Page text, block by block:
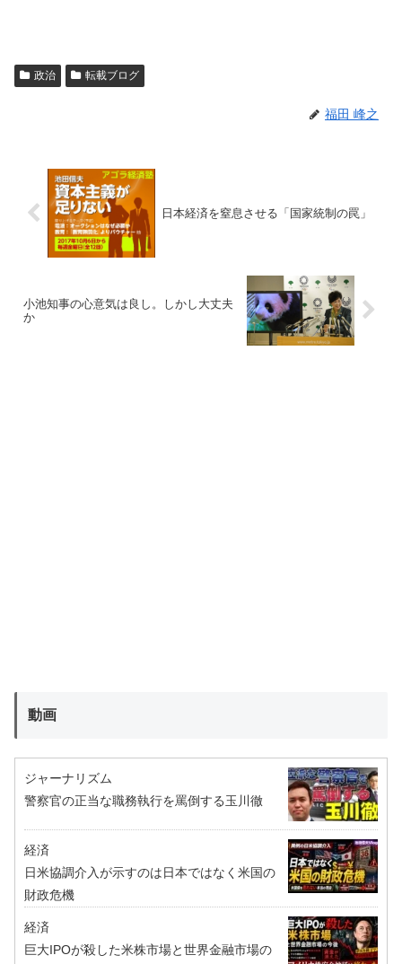
政治 転載ブログ
福田 峰之
日本経済を窒息させる「国家統制の罠」
小池知事の心意気は良し。しかし大丈夫
か
動画
ジャーナリズム
警察官の正当な職務執行を罵倒する玉川徹
経済
日米協調介入が示すのは日本ではなく米国の
財政危機
経済
巨大IPOが殺した米株市場と世界金融市場の